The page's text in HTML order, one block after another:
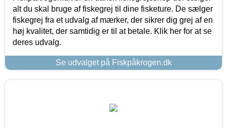
alt du skal bruge af fiskegrej til dine fisketure. De sælger
fiskegrej fra et udvalg af mærker, der sikrer dig grej af en
høj kvalitet, der samtidig er til at betale. Klik her for at se
deres udvalg.
Se udvalget på Fiskpåkrogen.dk